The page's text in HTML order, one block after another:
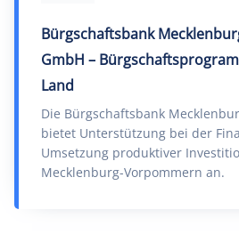
Bürgschaftsbank
GmbH –
Land
Die Bürgschaftsbank
bietet Unterstützung bei der
Umsetzung produktiver
Mecklenburg-Vorpommern an.